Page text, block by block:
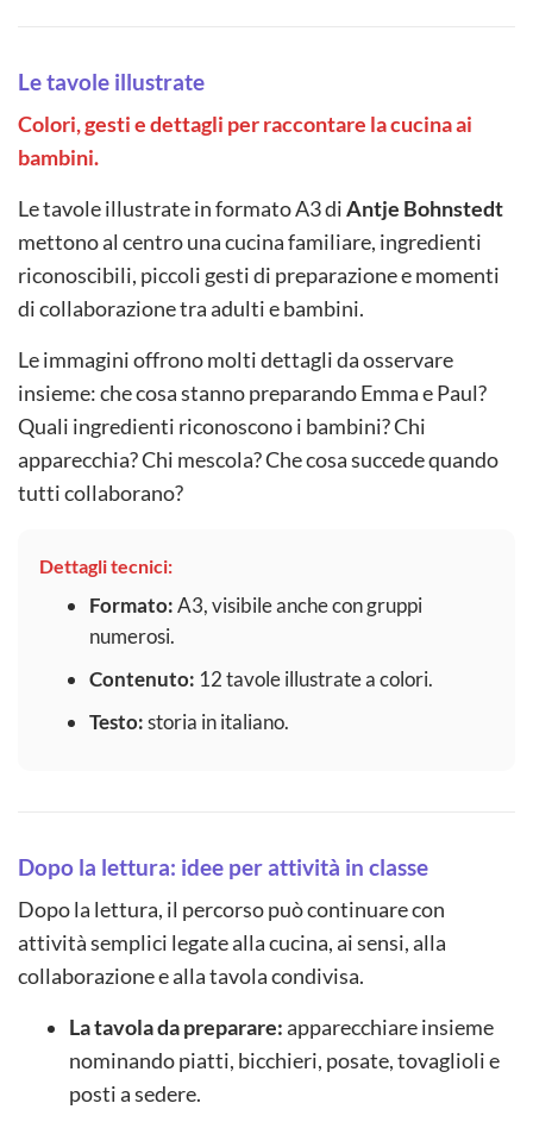
Le tavole illustrate
Colori, gesti e dettagli per raccontare la cucina ai
bambini.
Le tavole illustrate in formato A3 diAntje Bohnstedt
mettono al centro una cucina familiare, ingredienti
riconoscibili, piccoli gesti di preparazione e momenti
di collaborazione tra adulti e bambini.
Le immagini offrono molti dettagli da osservare
insieme: che cosa stanno preparando Emma e Paul?
Quali ingredienti riconoscono i bambini? Chi
apparecchia? Chi mescola? Che cosa succede quando
tutti collaborano?
Dettagli tecnici:
Formato:A3, visibile anche con gruppi
numerosi.
Contenuto: 12 tavole illustrate a colori.
Testo:storia in italiano.
Dopo la lettura: idee per attività in classe
Dopo la lettura, il percorso può continuare con
attività semplici legate alla cucina, ai sensi, alla
collaborazione e alla tavola condivisa.
La tavola da preparare:apparecchiare insieme
nominando piatti, bicchieri, posate, tovaglioli e
posti a sedere.